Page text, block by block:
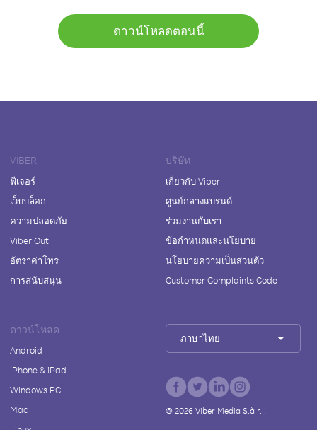
ดาวน์โหลดตอนนี้
VIBER
ฟีเจอร์
เว็บบล็อก
ความปลอดภัย
Viber Out
อัตราค่าโทร
การสนับสนุน
บริษัท
เกี่ยวกับ Viber
ศูนย์กลางแบรนด์
ร่วมงานกับเรา
ข้อกำหนดและนโยบาย
นโยบายความเป็นส่วนตัว
Customer Complaints Code
ดาวน์โหลด
Android
iPhone & iPad
Windows PC
Mac
ภาษาไทย
© 2026Viber Media S.à r.l.